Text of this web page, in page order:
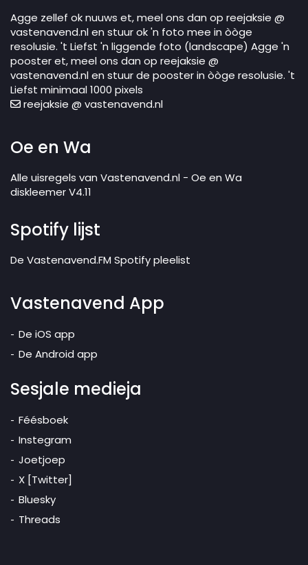
Agge zellef ok nuuws et, meel ons dan op reejaksie @
vastenavend.nl en stuur ok 'n foto mee in òòge
resolusie. 't Liefst 'n liggende foto (landscape) Agge 'n
pooster et, meel ons dan op reejaksie @
vastenavend.nl en stuur de pooster in òòge resolusie. 't
Liefst minimaal 1000 pixels
reejaksie @ vastenavend.nl
Oe en Wa
Alle uisregels van Vastenavend.nl - Oe en Wa
diskleemer V4.11
Spotify lijst
De Vastenavend.FM Spotify pleelist
Vastenavend App
De iOS app
De Android app
Sesjale medieja
Féésboek
Instegram
Joetjoep
X [Twitter]
Bluesky
Threads